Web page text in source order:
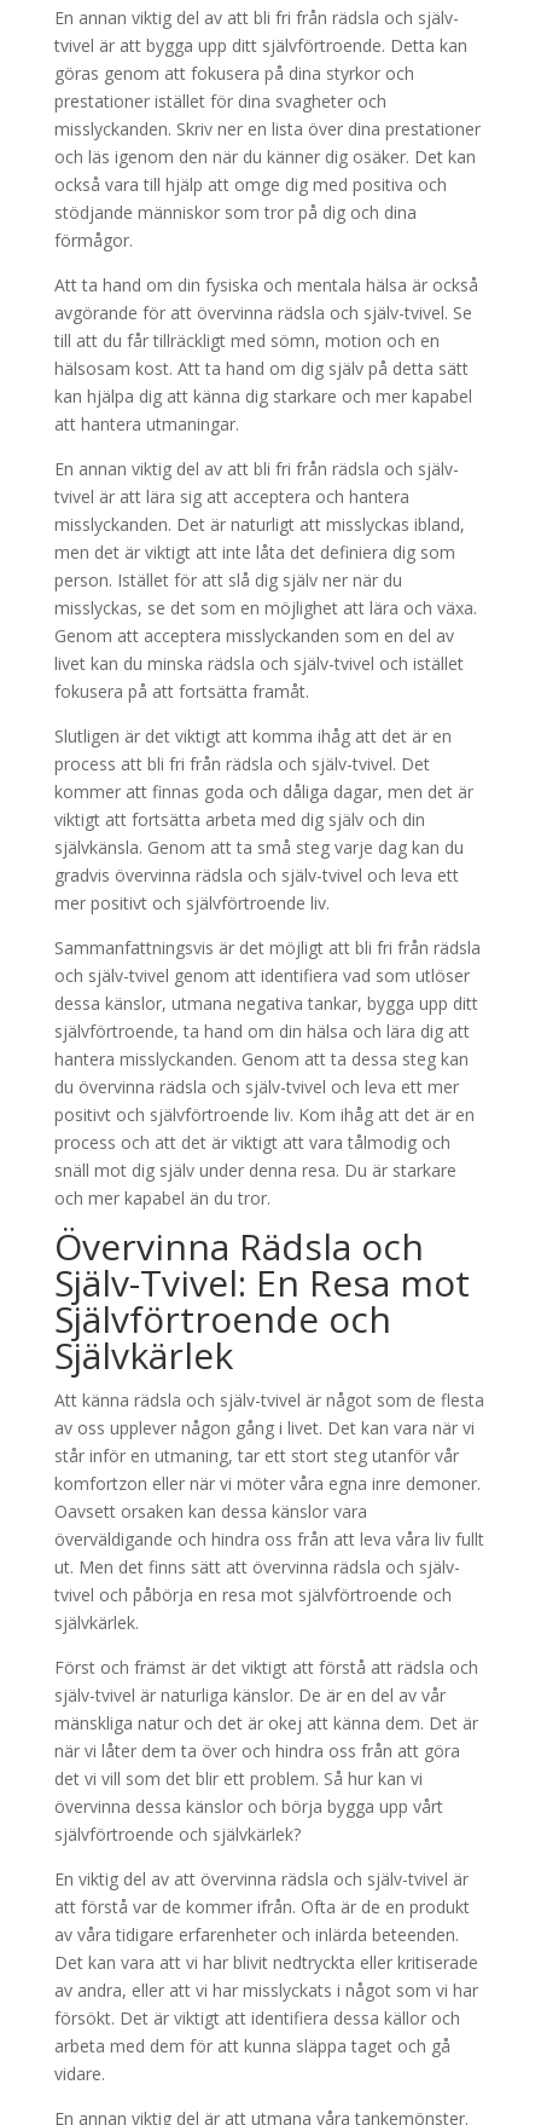
En annan viktig del av att bli fri från rädsla och själv-
tvivel är att bygga upp ditt självförtroende. Detta kan
göras genom att fokusera på dina styrkor och
prestationer istället för dina svagheter och
misslyckanden. Skriv ner en lista över dina prestationer
och läs igenom den när du känner dig osäker. Det kan
också vara till hjälp att omge dig med positiva och
stödjande människor som tror på dig och dina
förmågor.
Att ta hand om din fysiska och mentala hälsa är också
avgörande för att övervinna rädsla och själv-tvivel. Se
till att du får tillräckligt med sömn, motion och en
hälsosam kost. Att ta hand om dig själv på detta sätt
kan hjälpa dig att känna dig starkare och mer kapabel
att hantera utmaningar.
En annan viktig del av att bli fri från rädsla och själv-
tvivel är att lära sig att acceptera och hantera
misslyckanden. Det är naturligt att misslyckas ibland,
men det är viktigt att inte låta det definiera dig som
person. Istället för att slå dig själv ner när du
misslyckas, se det som en möjlighet att lära och växa.
Genom att acceptera misslyckanden som en del av
livet kan du minska rädsla och själv-tvivel och istället
fokusera på att fortsätta framåt.
Slutligen är det viktigt att komma ihåg att det är en
process att bli fri från rädsla och själv-tvivel. Det
kommer att finnas goda och dåliga dagar, men det är
viktigt att fortsätta arbeta med dig själv och din
självkänsla. Genom att ta små steg varje dag kan du
gradvis övervinna rädsla och själv-tvivel och leva ett
mer positivt och självförtroende liv.
Sammanfattningsvis är det möjligt att bli fri från rädsla
och själv-tvivel genom att identifiera vad som utlöser
dessa känslor, utmana negativa tankar, bygga upp ditt
självförtroende, ta hand om din hälsa och lära dig att
hantera misslyckanden. Genom att ta dessa steg kan
du övervinna rädsla och själv-tvivel och leva ett mer
positivt och självförtroende liv. Kom ihåg att det är en
process och att det är viktigt att vara tålmodig och
snäll mot dig själv under denna resa. Du är starkare
och mer kapabel än du tror.
Övervinna Rädsla och
Själv-Tvivel: En Resa mot
Självförtroende och
Självkärlek
Att känna rädsla och själv-tvivel är något som de flesta
av oss upplever någon gång i livet. Det kan vara när vi
står inför en utmaning, tar ett stort steg utanför vår
komfortzon eller när vi möter våra egna inre demoner.
Oavsett orsaken kan dessa känslor vara
överväldigande och hindra oss från att leva våra liv fullt
ut. Men det finns sätt att övervinna rädsla och själv-
tvivel och påbörja en resa mot självförtroende och
självkärlek.
Först och främst är det viktigt att förstå att rädsla och
själv-tvivel är naturliga känslor. De är en del av vår
mänskliga natur och det är okej att känna dem. Det är
när vi låter dem ta över och hindra oss från att göra
det vi vill som det blir ett problem. Så hur kan vi
övervinna dessa känslor och börja bygga upp vårt
självförtroende och självkärlek?
En viktig del av att övervinna rädsla och själv-tvivel är
att förstå var de kommer ifrån. Ofta är de en produkt
av våra tidigare erfarenheter och inlärda beteenden.
Det kan vara att vi har blivit nedtryckta eller kritiserade
av andra, eller att vi har misslyckats i något som vi har
försökt. Det är viktigt att identifiera dessa källor och
arbeta med dem för att kunna släppa taget och gå
vidare.
En annan viktig del är att utmana våra tankemönster.